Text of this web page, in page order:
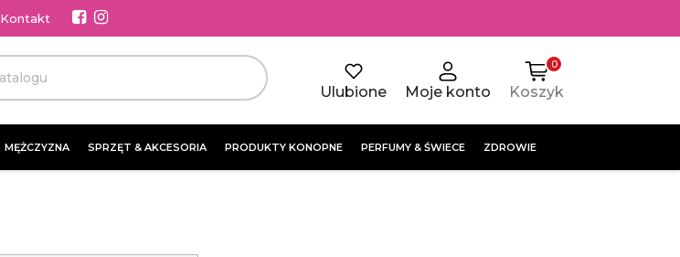
Kontakt
Koszyk
0
Moje konto
Ulubione
MĘŻCZYZNA SPRZĘT & AKCESORIA PRODUKTY KONOPNE PERFUMY & ŚWIECE ZDROWIE